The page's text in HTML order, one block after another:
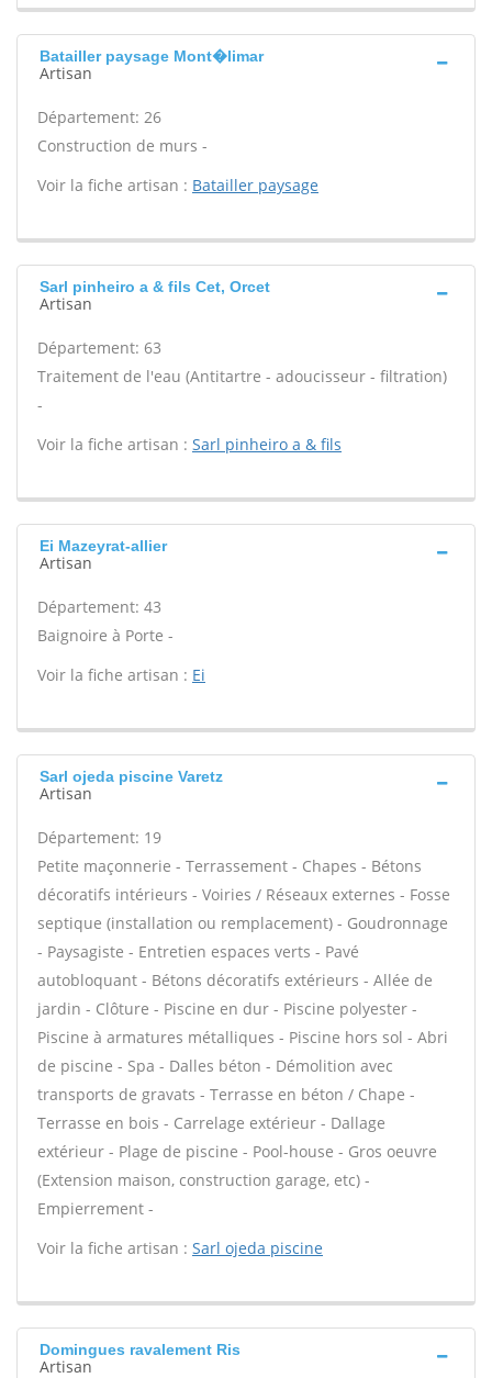
Batailler paysage Mont�limar
Artisan
Département: 26
Construction de murs -
Voir la fiche artisan : Batailler paysage
Sarl pinheiro a & fils Cet, Orcet
Artisan
Département: 63
Traitement de l'eau (Antitartre - adoucisseur - filtration)
-
Voir la fiche artisan : Sarl pinheiro a & fils
Ei Mazeyrat-allier
Artisan
Département: 43
Baignoire à Porte -
Voir la fiche artisan : Ei
Sarl ojeda piscine Varetz
Artisan
Département: 19
Petite maçonnerie - Terrassement - Chapes - Bétons
décoratifs intérieurs - Voiries / Réseaux externes - Fosse
septique (installation ou remplacement) - Goudronnage
- Paysagiste - Entretien espaces verts - Pavé
autobloquant - Bétons décoratifs extérieurs - Allée de
jardin - Clôture - Piscine en dur - Piscine polyester -
Piscine à armatures métalliques - Piscine hors sol - Abri
de piscine - Spa - Dalles béton - Démolition avec
transports de gravats - Terrasse en béton / Chape -
Terrasse en bois - Carrelage extérieur - Dallage
extérieur - Plage de piscine - Pool-house - Gros oeuvre
(Extension maison, construction garage, etc) -
Empierrement -
Voir la fiche artisan : Sarl ojeda piscine
Domingues ravalement Ris
Artisan